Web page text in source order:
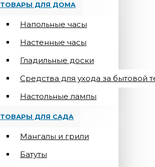
ТОВАРЫ ДЛЯ ДОМА
Напольные часы
Настенные часы
Гладильные доски
Средства для ухода за бытовой
Настольные лампы
ТОВАРЫ ДЛЯ САДА
Мангалы и грили
Батуты